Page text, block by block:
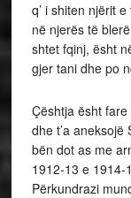
q’ i shiten njërit
në njerës të
shtet fqinj, ësht
gjer tani dhe po
Çështja ësht fare
dhe t’a aneksojë
bën dot as me
1912-13 e 1914-
Përkundrazi